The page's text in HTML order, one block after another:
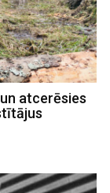
atcerēsies